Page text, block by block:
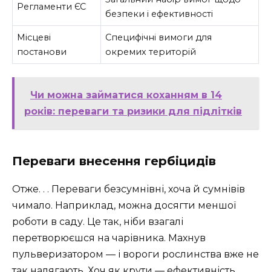
Регламенти ЄС
безпеки і ефективності
Місцеві
постанови
Специфічні вимоги для
окремих територій
Чи можна займатися коханням в 14
років: переваги та ризики для підлітків
Переваги внесення гербіцидів
Отже. . . Переваги безсумнівні, хоча й сумнівів
чимало. Наприклад, можна досягти меншої
роботи в саду. Це так, ніби взагалі
перетворюєшся на чарівника. Махнув
пульверизатором — і вороги рослинства вже не